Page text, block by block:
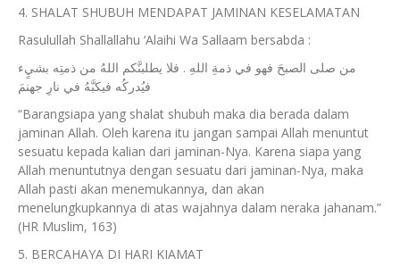
4. SHALAT SHUBUH MENDAPAT JAMINAN KESELAMATAN
Rasulullah Shallallahu ‘Alaihi Wa Sallaam bersabda :
من صلى الصبحَ فهو في ذمةِ اللهِ . فلا يطلبنَّكم اللهُ من ذمتِه بشيٍء
فيُدركُه فيكبَّهُ في نارِ جهنمَ
“Barangsiapa yang shalat shubuh maka dia berada dalam
jaminan Allah. Oleh karena itu jangan sampai Allah menuntut
sesuatu kepada kalian dari jaminan-Nya. Karena siapa yang
Allah menuntutnya dengan sesuatu dari jaminan-Nya, maka
Allah pasti akan menemukannya, dan akan
menelungkupkannya di atas wajahnya dalam neraka jahanam.”
(HR Muslim, 163)
5. BERCAHAYA DI HARI KIAMAT